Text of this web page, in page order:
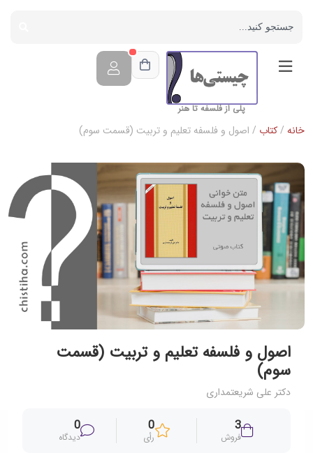
پلی از فلسفه تا هنر
خانه /کتاب / اصول و فلسفه تعلیم و تربیت (قسمت سوم)
اصول و فلسفه تعلیم و تربیت (قسمت
سوم)
دکتر علی شریعتمداری
3
فروش
0
رأی
0
دیدگاه